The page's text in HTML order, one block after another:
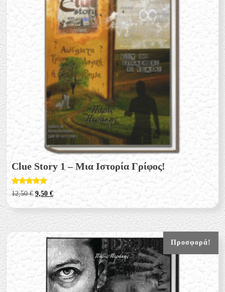
Clue Story 1 – Μια Ιστορία Γρίφος!
Βαθμολογή
θηκε με
από 5
12,50€ Original
12,50 €.
9,50 €Η
είναι:
9,50 €.
Προσφορά!